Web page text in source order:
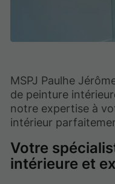
MSPJ Paulhe
de peinture
notre expertise à
intérieur
Votre
intérieure et